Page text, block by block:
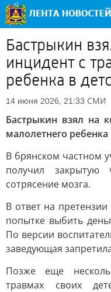
Бастрыкин
инцидент с
ребенка в
14 июня 2026, 21:33 СМИ
Бастрыкин взял на
малолетнего
В брянском частном
получил закрытую
сотрясение мозга.
В ответ на
попытке выбить
По версии
заведующая
Позже еще
травмах своих